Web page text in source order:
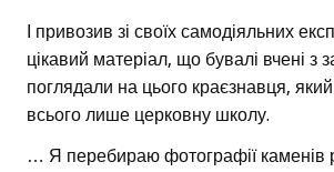
І привозив зі своїх самодіяльних
цікавий матеріал, що бувалі вчені з
поглядали на цього краєзнавця, який
всього лише церковну школу.
… Я перебираю фотографії каменів